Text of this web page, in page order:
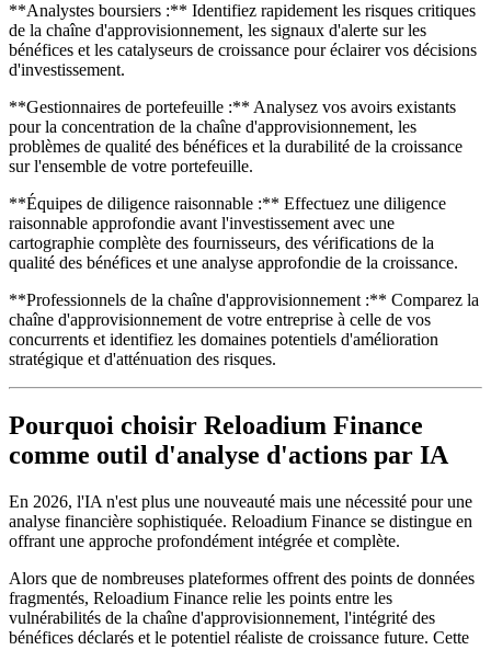
**Analystes boursiers :** Identifiez rapidement les risques critiques
de la chaîne d'approvisionnement, les signaux d'alerte sur les
bénéfices et les catalyseurs de croissance pour éclairer vos décisions
d'investissement.
**Gestionnaires de portefeuille :** Analysez vos avoirs existants
pour la concentration de la chaîne d'approvisionnement, les
problèmes de qualité des bénéfices et la durabilité de la croissance
sur l'ensemble de votre portefeuille.
**Équipes de diligence raisonnable :** Effectuez une diligence
raisonnable approfondie avant l'investissement avec une
cartographie complète des fournisseurs, des vérifications de la
qualité des bénéfices et une analyse approfondie de la croissance.
**Professionnels de la chaîne d'approvisionnement :** Comparez la
chaîne d'approvisionnement de votre entreprise à celle de vos
concurrents et identifiez les domaines potentiels d'amélioration
stratégique et d'atténuation des risques.
Pourquoi choisir Reloadium Finance
comme outil d'analyse d'actions par IA
En 2026, l'IA n'est plus une nouveauté mais une nécessité pour une
analyse financière sophistiquée. Reloadium Finance se distingue en
offrant une approche profondément intégrée et complète.
Alors que de nombreuses plateformes offrent des points de données
fragmentés, Reloadium Finance relie les points entre les
vulnérabilités de la chaîne d'approvisionnement, l'intégrité des
bénéfices déclarés et le potentiel réaliste de croissance future. Cette